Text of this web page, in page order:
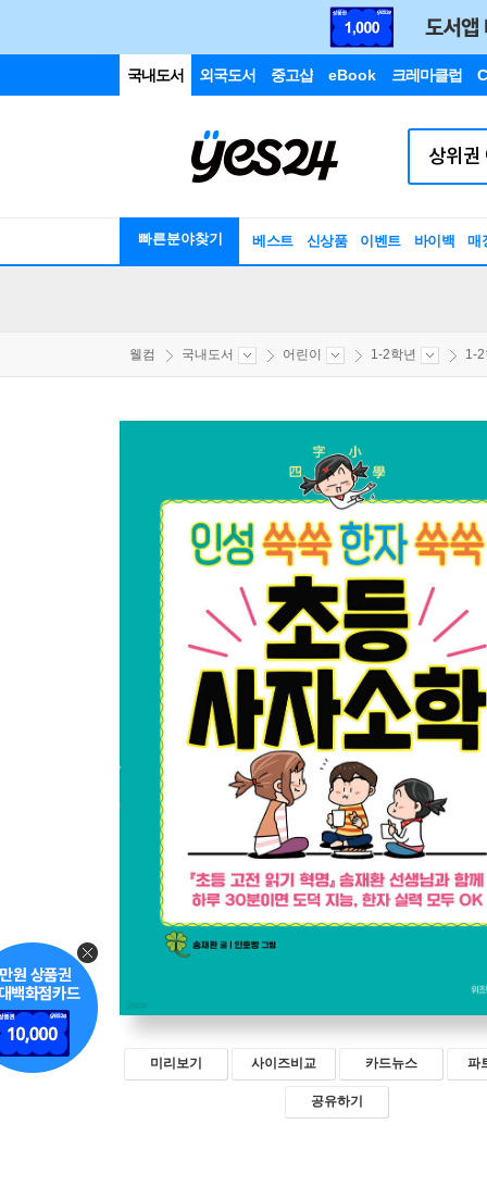
국내도서 외국도서 중고샵 eBook 크레마클럽
빠른분야찾기 베스트 신상품 이벤트 바이백 매
웰컴 국내도서 어린이 1-2학년 1-
미리보기 사이즈비교 카드뉴스 파
공유하기